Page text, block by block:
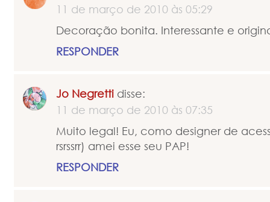
11 de março de 2010 às 05:29
Decoração bonita. Interessante e
RESPONDER
Jo Negretti disse:
11 de março de 2010 às 07:35
Muito legal! Eu, como designer de
rsrssrr) amei esse seu PAP!
RESPONDER